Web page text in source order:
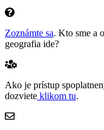
Zoznámte sa. Kto sme a
geografia ide?
Ako je prístup
dozviete klikom tu.